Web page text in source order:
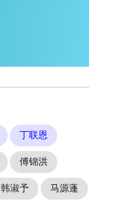
丁联恩
傅锦洪
韩淑予 马源蓬